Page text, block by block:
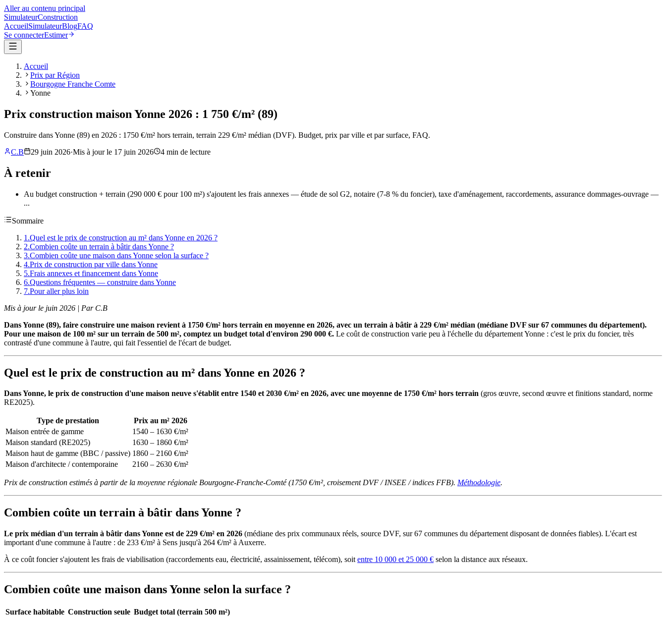
Aller au contenu principal
SimulateurConstruction
AccueilSimulateurBlogFAQ
Se connecterEstimer
Accueil
Prix par Région
Bourgogne Franche Comte
Yonne
Prix construction maison Yonne 2026 : 1 750 €/m² (89)
Construire dans Yonne (89) en 2026 : 1750 €/m² hors terrain, terrain 229 €/m² médian (DVF). Budget, prix par ville et par surface, FAQ.
C.B
29 juin 2026·Mis à jour le 17 juin 2026 4 min de lecture
À retenir
Au budget construction + terrain (290 000 € pour 100 m²) s'ajoutent les frais annexes — étude de sol G2, notaire (7-8 % du foncier), taxe d'aménagement, raccordements, assurance dommages-ouvrage —
...
Sommaire
1 .Quel est le prix de construction au m² dans Yonne en 2026 ?
2.Combien coûte un terrain à bâtir dans Yonne ?
3.Combien coûte une maison dans Yonne selon la surface ?
4.Prix de construction par ville dans Yonne
5.Frais annexes et financement dans Yonne
6.Questions fréquentes — construire dans Yonne
7.Pour aller plus loin
Mis à jour le juin 2026 | Par C.B
Dans Yonne (89), faire construire une maison revient à 1750 €/m² hors terrain en moyenne en 2026, avec un terrain à bâtir à 229 €/m² médian (médiane DVF sur 67 communes du département).
Pour une maison de 100 m² sur un terrain de 500 m², comptez un budget total d'environ 290 000 €. Le coût de construction varie peu à l'échelle du département Yonne : c'est le prix du foncier, très
contrasté d'une commune à l'autre, qui fait l'essentiel de l'écart de budget.
Quel est le prix de construction au m² dans Yonne en 2026 ?
Dans Yonne, le prix de construction d'une maison neuve s'établit entre 1540 et 2030 €/m² en 2026, avec une moyenne de 1750 €/m² hors terrain (gros œuvre, second œuvre et finitions standard, norme
RE2025).
Type de prestation
Prix au m² 2026
Maison entrée de gamme
1540 – 1630 €/m²
Maison standard (RE2025)
1630 – 1860 €/m²
Maison haut de gamme (BBC / passive) 1860 – 2160 €/m²
Maison d'architecte / contemporaine
2160 – 2630 €/m²
Prix de construction estimés à partir de la moyenne régionale Bourgogne-Franche-Comté (1750 €/m², croisement DVF / INSEE / indices FFB). Méthodologie.
Combien coûte un terrain à bâtir dans Yonne ?
Le prix médian d'un terrain à bâtir dans Yonne est de 229 €/m² en 2026 (médiane des prix communaux réels, source DVF, sur 67 communes du département disposant de données fiables). L'écart est
important d'une commune à l'autre : de 233 €/m² à Sens jusqu'à 264 €/m² à Auxerre.
À ce coût foncier s'ajoutent les frais de viabilisation (raccordements eau, électricité, assainissement, télécom), soit entre 10 000 et 25 000 € selon la distance aux réseaux.
Combien coûte une maison dans Yonne selon la surface ?
Surface habitable Construction seule Budget total (terrain 500 m²)